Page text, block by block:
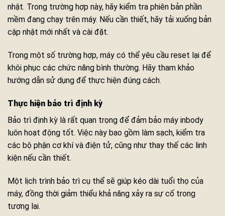
nhật. Trong trường hợp này, hãy kiểm tra phiên bản phần
mềm đang chạy trên máy. Nếu cần thiết, hãy tải xuống bản
cập nhật mới nhất và cài đặt.
Trong một số trường hợp, máy có thể yêu cầu reset lại để
khôi phục các chức năng bình thường. Hãy tham khảo
hướng dẫn sử dụng để thực hiện đúng cách.
Thực hiện bảo trì định kỳ
Bảo trì định kỳ là rất quan trọng để đảm bảo máy inbody
luôn hoạt động tốt. Việc này bao gồm làm sạch, kiểm tra
các bộ phận cơ khí và điện tử, cũng như thay thế các linh
kiện nếu cần thiết.
Một lịch trình bảo trì cụ thể sẽ giúp kéo dài tuổi thọ của
máy, đồng thời giảm thiểu khả năng xảy ra sự cố trong
tương lai.